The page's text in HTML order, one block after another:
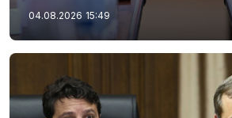
04.08.2026 15:49